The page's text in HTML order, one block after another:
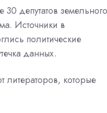
депутатов земельного
Источники в
политические
данных.
литераторов, которые